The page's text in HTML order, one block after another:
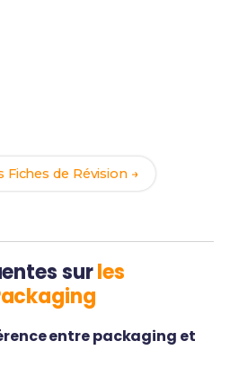
Fiches de Révision →
surles
entre packaging et